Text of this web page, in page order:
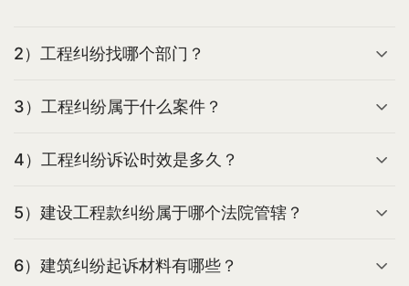
2）工程纠纷找哪个部门？
3）工程纠纷属于什么案件？
4）工程纠纷诉讼时效是多久？
5）建设工程款纠纷属于哪个法院管辖？
6）建筑纠纷起诉材料有哪些？